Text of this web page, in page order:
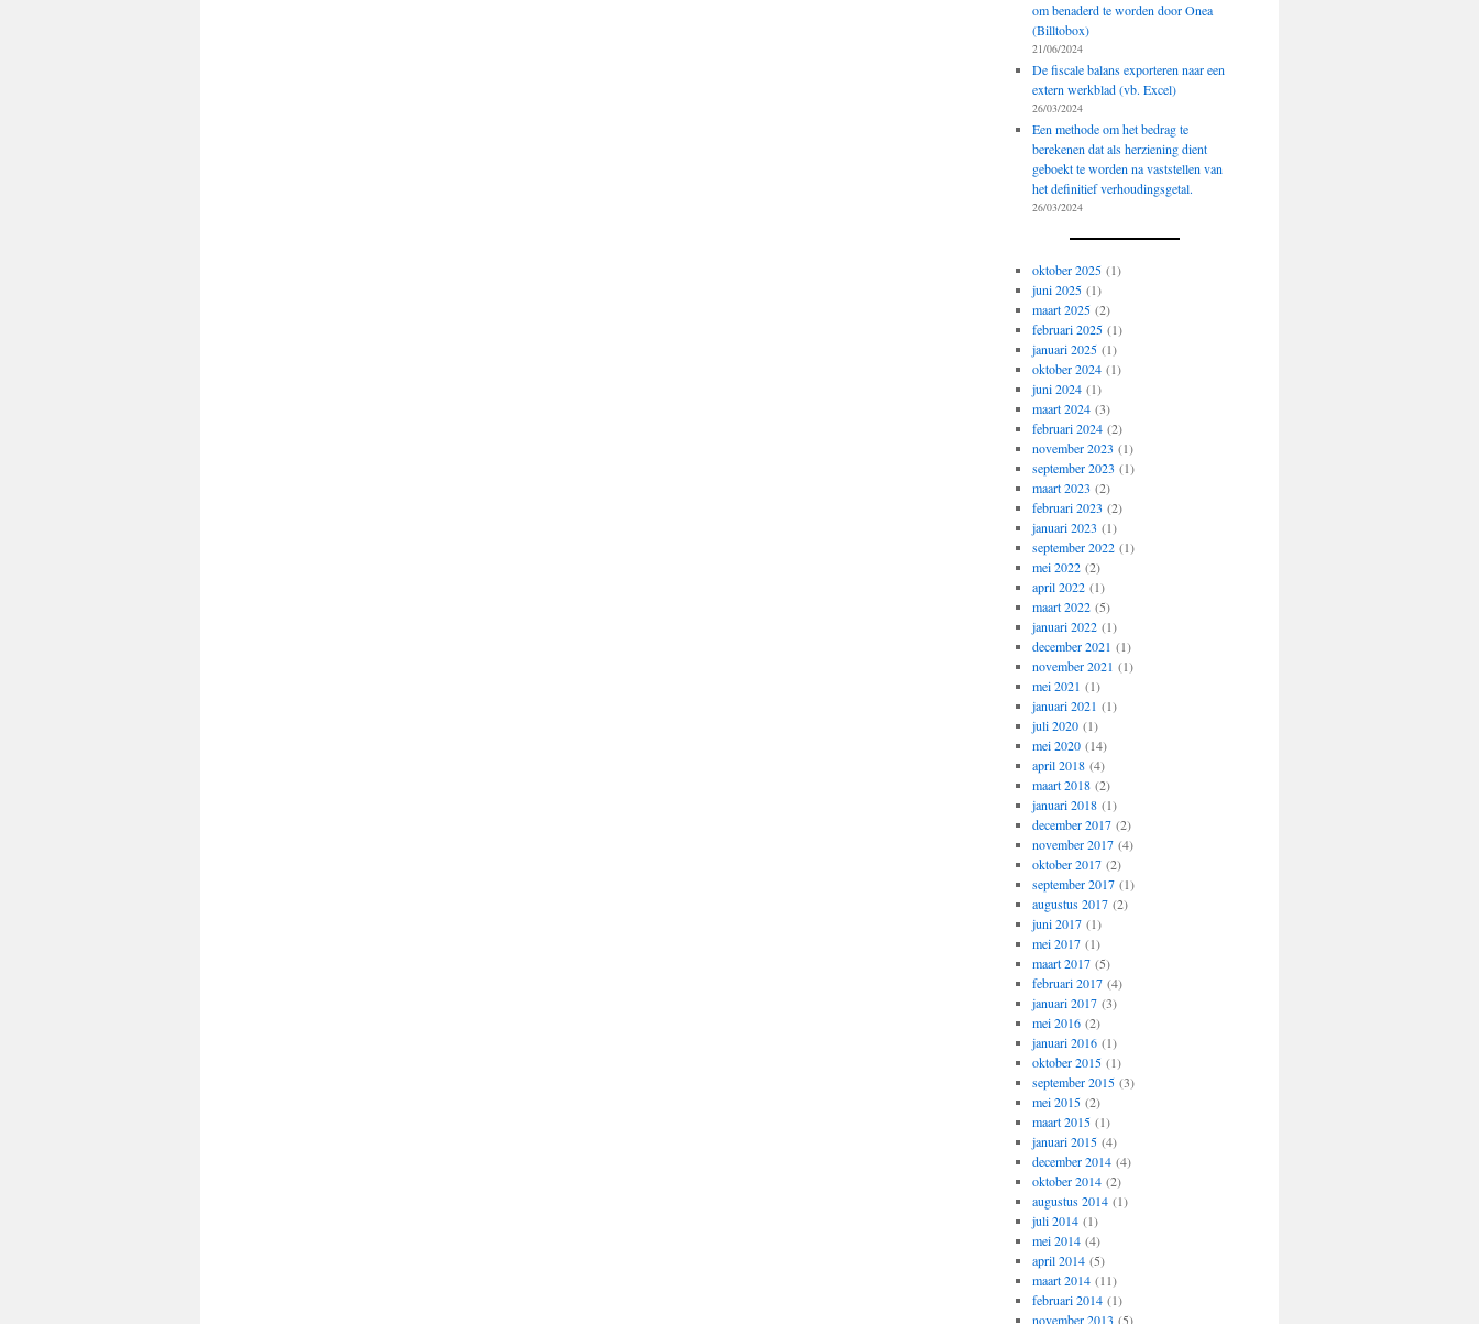
om benaderd te worden door Onea
(Billtobox)
21/06/2024
De fiscale balans exporteren naar een
extern werkblad (vb. Excel)
26/03/2024
Een methode om het bedrag te
berekenen dat als herziening dient
geboekt te worden na vaststellen van
het definitief verhoudingsgetal.
26/03/2024
oktober 2025(1)
juni 2025(1)
maart 2025(2)
februari 2025(1)
januari 2025(1)
oktober 2024(1)
juni 2024(1)
maart 2024(3)
februari 2024(2)
november 2023 (1)
september 2023 (1)
maart 2023 (2)
februari 2023 (2)
januari 2023 (1)
september 2022(1)
mei 2022(2)
april 2022(1)
maart 2022(5)
januari 2022(1)
december 2021 (1)
november 2021 (1)
mei 2021 (1)
januari 2021 (1)
juli 2020(1)
mei 2020(14)
april 2018(4)
maart 2018(2)
januari 2018(1)
december 2017(2)
november 2017(4)
oktober 2017(2)
september 2017(1)
augustus 2017(2)
juni 2017(1)
mei 2017(1)
maart 2017(5)
februari 2017(4)
januari 2017(3)
mei 2016(2)
januari 2016(1)
oktober 2015(1)
september 2015(3)
mei 2015(2)
maart 2015(1)
januari 2015(4)
december 2014(4)
oktober 2014(2)
augustus 2014(1)
juli 2014(1)
mei 2014(4)
april 2014(5)
maart 2014(11)
februari 2014(1)
november 2013 (5)